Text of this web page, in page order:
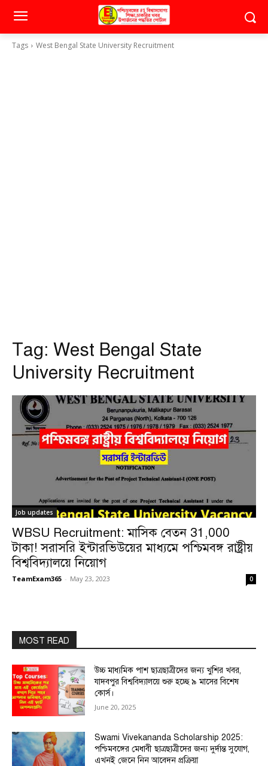
Tags West Bengal State University Recruitment
Tag: West Bengal State
University Recruitment
Job updates
WBSU Recruitment: মাসিক বেতন 31,000
টাকা! সরাসরি ইন্টারভিউয়ের মাধ্যমে পশ্চিমবঙ্গ রাষ্ট্রীয়
বিশ্ববিদ্যালয়ে নিয়োগ
TeamExam365 - May 23, 2023 0
MOST READ
উচ্চ মাধ্যমিক পাশ ছাত্রছাত্রীদের জন্য খুশির খবর,
যাদবপুর বিশ্ববিদ্যালয়ে শুরু হচ্ছে ৯ মাসের বিশেষ
কোর্স।
June 20, 2025
Swami Vivekananda Scholarship 2025:
পশ্চিমবঙ্গের মেধাবী ছাত্রছাত্রীদের জন্য দুর্দান্ত সুযোগ,
এখনই জেনে নিন আবেদন প্রক্রিয়া